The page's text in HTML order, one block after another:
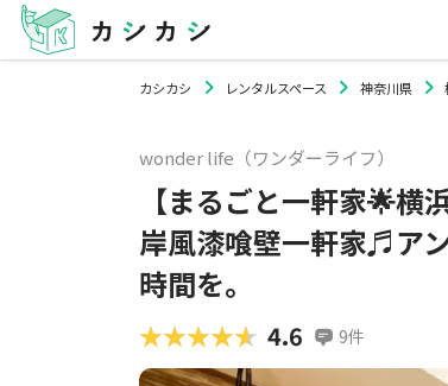
カシカシ レンタルスペース 神奈川県
wonder life（ワンダーライフ）
【まるごと一軒家🌟
岸風漆喰壁一軒家♬ア
時間を。
★★★★★
★★★★★ 4.6 9件